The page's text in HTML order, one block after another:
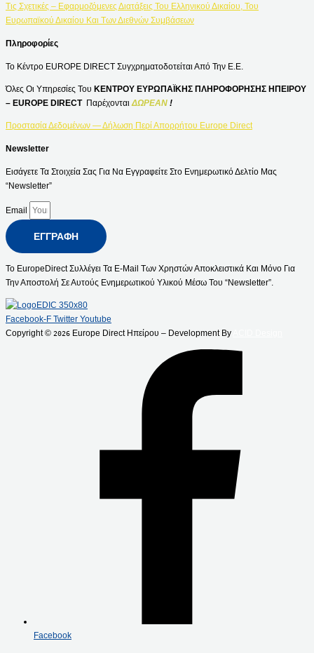
Τις Σχετικές – Εφαρμοζόμενες Διατάξεις Του Ελληνικού Δικαίου, Του
Ευρωπαϊκού Δικαίου Και Των Διεθνών Συμβάσεων
Πληροφορίες
Το Κέντρο EUROPE DIRECT Συγχρηματοδοτείται Από Την Ε.Ε.
Όλες Οι Υπηρεσίες Του ΚΕΝΤΡΟΥ ΕΥΡΩΠΑΪΚΗΣ ΠΛΗΡΟΦΟΡΗΣΗΣ ΗΠΕΙΡΟΥ
– EUROPE DIRECT Παρέχονται ΔΩΡΕΑΝ !
Προστασία Δεδομένων — Δήλωση Περί Απορρήτου Europe Direct
Newsletter
Εισάγετε Τα Στοιχεία Σας Για Να Εγγραφείτε Στο Ενημερωτικό Δελτίο Μας
“Newsletter”
Email
ΕΓΓΡΑΦΉ
Το EuropeDirect Συλλέγει Τα E-Mail Των Χρηστών Αποκλειστικά Και Μόνο Για
Την Αποστολή Σε Αυτούς Ενημερωτικού Υλικού Μέσω Του “Newsletter”.
Facebook-F Twitter Youtube
Copyright © 2026 Europe Direct Ηπείρου – Development By
Facebook